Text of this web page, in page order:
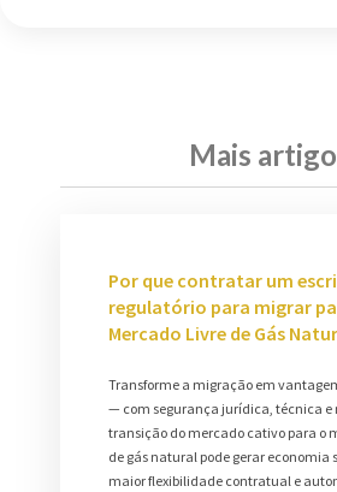
Mais
Por que contratar um
regulatório para migrar
Mercado Livre de Gás
Transforme a migração em
— com segurança jurídica, técnica e
transição do mercado cativo para o
de gás natural pode gerar economia
maior flexibilidade contratual e